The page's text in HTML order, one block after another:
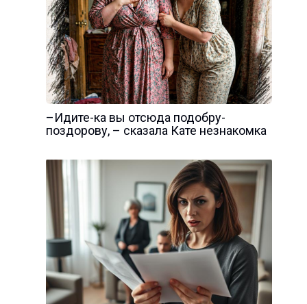
–Идите-ка вы отсюда подобру-
поздорову, – сказала Кате незнакомка